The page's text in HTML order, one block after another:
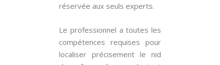
réservée aux seuls experts.
Le professionnel a toutes les
compétences requises pour
localiser précisement le nid